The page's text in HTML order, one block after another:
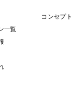
一覧
コンセプト